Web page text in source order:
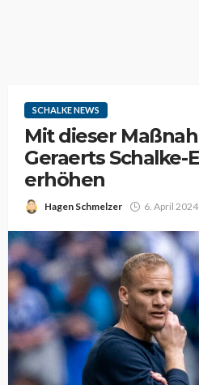
SCHALKE NEWS
Mit dieser
Geraerts Schalke-
erhöhen
Hagen Schmelzer 6. April 2024